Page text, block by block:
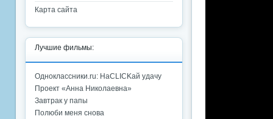
Карта сайта
Лучшие фильмы:
Одноклассники.ru: НаCLICKай удачу
Проект «Анна Николаевна»
Завтрак у папы
Полюби меня снова